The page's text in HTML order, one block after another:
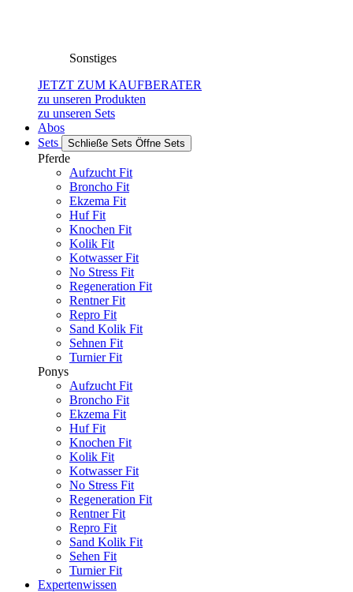
Sonstiges
JETZT ZUM KAUFBERATER
zu unseren Produkten
zu unseren Sets
Abos
Sets
Schließe Sets Öffne Sets
Pferde
Aufzucht Fit
Broncho Fit
Ekzema Fit
Huf Fit
Knochen Fit
Kolik Fit
Kotwasser Fit
No Stress Fit
Regeneration Fit
Rentner Fit
Repro Fit
Sand Kolik Fit
Sehnen Fit
Turnier Fit
Ponys
Aufzucht Fit
Broncho Fit
Ekzema Fit
Huf Fit
Knochen Fit
Kolik Fit
Kotwasser Fit
No Stress Fit
Regeneration Fit
Rentner Fit
Repro Fit
Sand Kolik Fit
Sehen Fit
Turnier Fit
Expertenwissen